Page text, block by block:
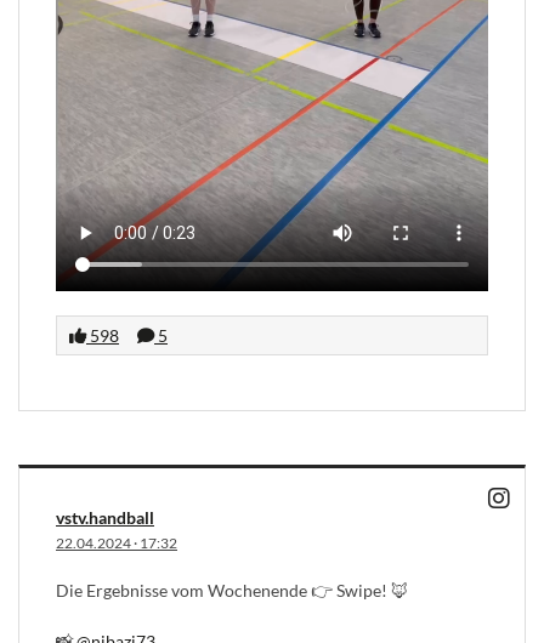
598 5
vstv.handball
22.04.2024· 17:32
Die Ergebnisse vom Wochenende 👉 Swipe! 🦊